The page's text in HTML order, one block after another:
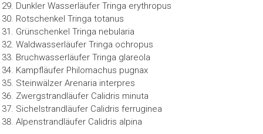
Dunkler Wasserläufer Tringa erythropus
Rotschenkel Tringa totanus
Grünschenkel Tringa nebularia
Waldwasserläufer Tringa ochropus
Bruchwasserläufer Tringa glareola
Kampfläufer Philomachus pugnax
Steinwälzer Arenaria interpres
Zwergstrandläufer Calidris minuta
Sichelstrandläufer Calidris ferruginea
Alpenstrandläufer Calidris alpina